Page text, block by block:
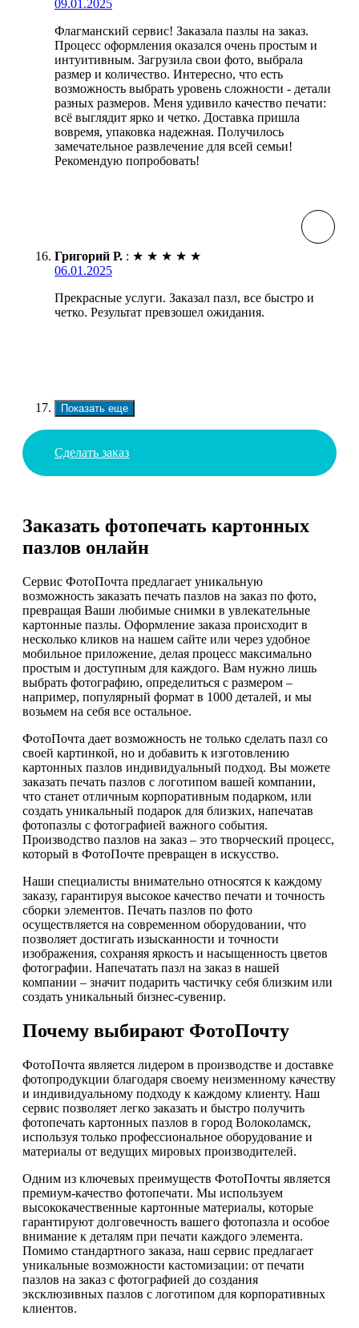
09.01.2025
Флагманский сервис! Заказала пазлы на заказ.
Процесс оформления оказался очень простым и
интуитивным. Загрузила свои фото, выбрала
размер и количество. Интересно, что есть
возможность выбрать уровень сложности - детали
разных размеров. Меня удивило качество печати:
всё выглядит ярко и четко. Доставка пришла
вовремя, упаковка надежная. Получилось
замечательное развлечение для всей семьи!
Рекомендую попробовать!
Григорий Р. : ★ ★ ★ ★ ★
06.01.2025
Прекрасные услуги. Заказал пазл, все быстро и
четко. Результат превзошел ожидания.
Показать еще
Сделать заказ
Заказать фотопечать картонных
пазлов онлайн
Сервис ФотоПочта предлагает уникальную
возможность заказать печать пазлов на заказ по фото,
превращая Ваши любимые снимки в увлекательные
картонные пазлы. Оформление заказа происходит в
несколько кликов на нашем сайте или через удобное
мобильное приложение, делая процесс максимально
простым и доступным для каждого. Вам нужно лишь
выбрать фотографию, определиться с размером –
например, популярный формат в 1000 деталей, и мы
возьмем на себя все остальное.
ФотоПочта дает возможность не только сделать пазл со
своей картинкой, но и добавить к изготовлению
картонных пазлов индивидуальный подход. Вы можете
заказать печать пазлов с логотипом вашей компании,
что станет отличным корпоративным подарком, или
создать уникальный подарок для близких, напечатав
фотопазлы с фотографией важного события.
Производство пазлов на заказ – это творческий процесс,
который в ФотоПочте превращен в искусство.
Наши специалисты внимательно относятся к каждому
заказу, гарантируя высокое качество печати и точность
сборки элементов. Печать пазлов по фото
осуществляется на современном оборудовании, что
позволяет достигать изысканности и точности
изображения, сохраняя яркость и насыщенность цветов
фотографии. Напечатать пазл на заказ в нашей
компании – значит подарить частичку себя близким или
создать уникальный бизнес-сувенир.
Почему выбирают ФотоПочту
ФотоПочта является лидером в производстве и доставке
фотопродукции благодаря своему неизменному качеству
и индивидуальному подходу к каждому клиенту. Наш
сервис позволяет легко заказать и быстро получить
фотопечать картонных пазлов в город Волоколамск,
используя только профессиональное оборудование и
материалы от ведущих мировых производителей.
Одним из ключевых преимуществ ФотоПочты является
премиум-качество фотопечати. Мы используем
высококачественные картонные материалы, которые
гарантируют долговечность вашего фотопазла и особое
внимание к деталям при печати каждого элемента.
Помимо стандартного заказа, наш сервис предлагает
уникальные возможности кастомизации: от печати
пазлов на заказ с фотографией до создания
эксклюзивных пазлов с логотипом для корпоративных
клиентов.